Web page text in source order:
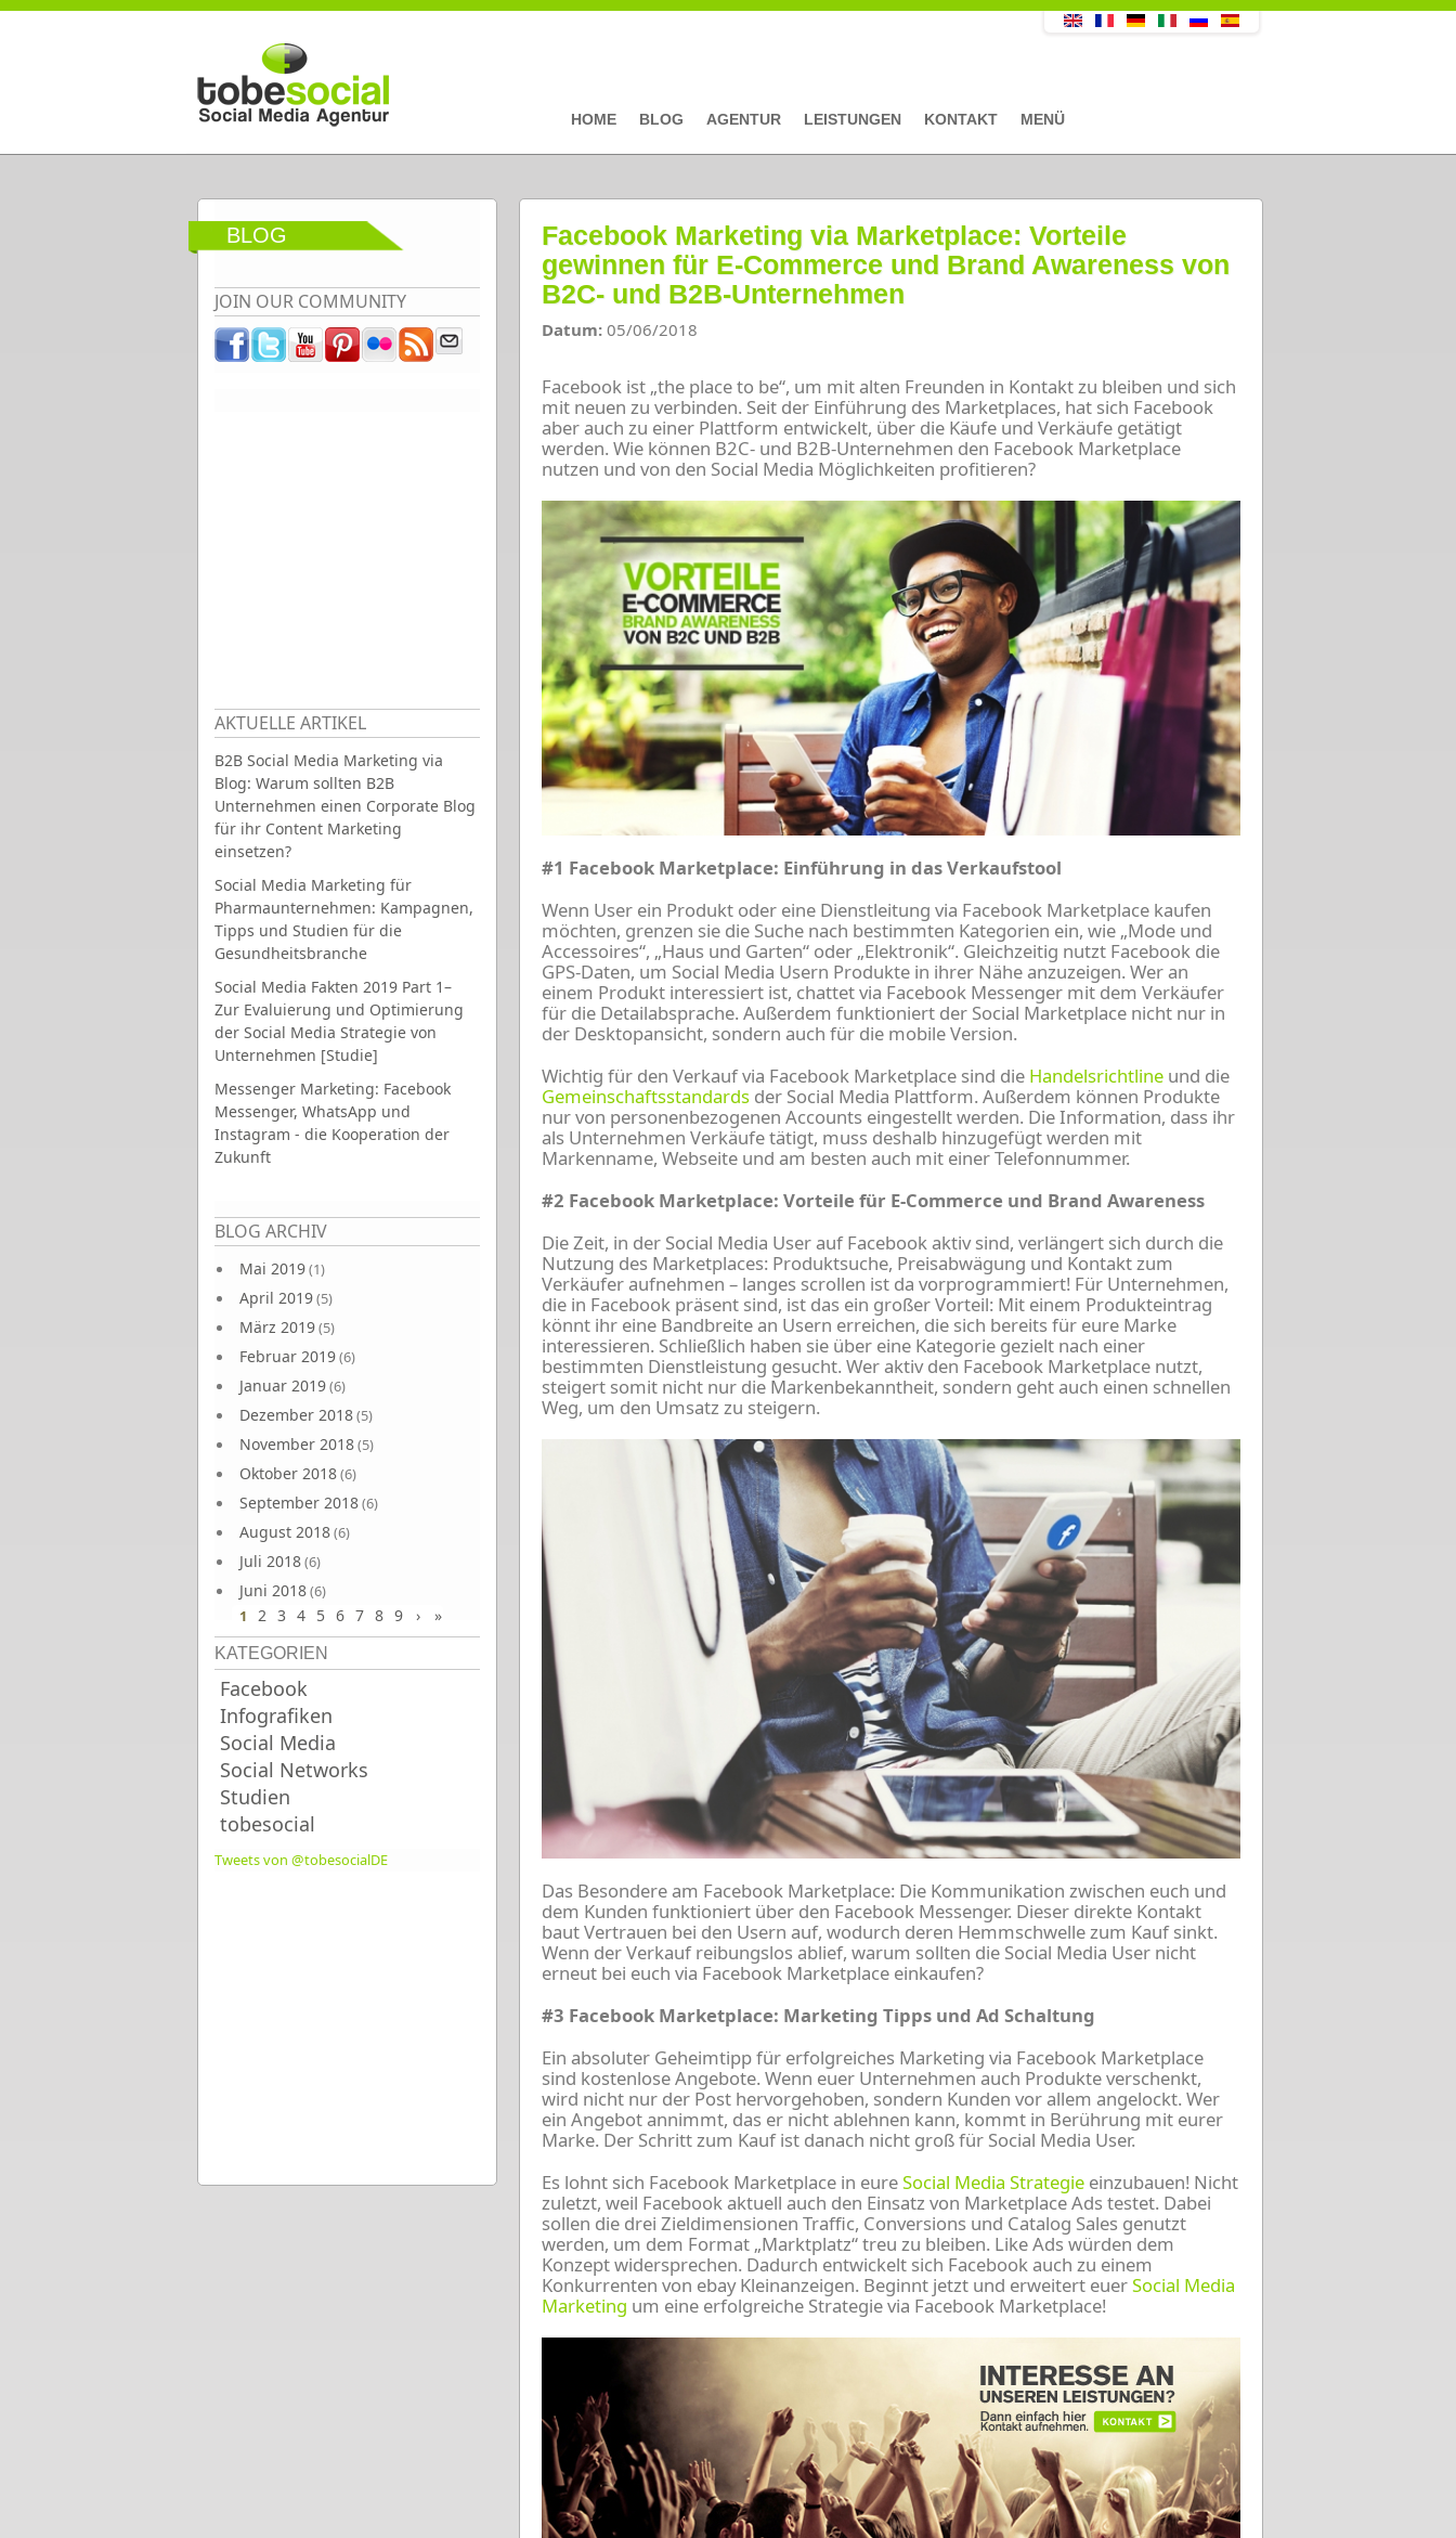
Direkt zum Inhalt
HOME BLOG AGENTUR LEISTUNGEN KONTAKT MENÜ
BLOG
JOIN OUR COMMUNITY
AKTUELLE ARTIKEL
B2B Social Media Marketing via
Blog: Warum sollten B2B
Unternehmen einen Corporate Blog
für ihr Content Marketing
einsetzen?
Social Media Marketing für
Pharmaunternehmen: Kampagnen,
Tipps und Studien für die
Gesundheitsbranche
Social Media Fakten 2019 Part 1–
Zur Evaluierung und Optimierung
der Social Media Strategie von
Unternehmen [Studie]
Messenger Marketing: Facebook
Messenger, WhatsApp und
Instagram - die Kooperation der
Zukunft
BLOG ARCHIV
Mai 2019(1)
April 2019(5)
März 2019(5)
Februar 2019(6)
Januar 2019(6)
Dezember 2018(5)
November 2018(5)
Oktober 2018(6)
September 2018(6)
August 2018(6)
Juli 2018(6)
Juni 2018(6)
Seiten
1 2 3 4 5 6 7 8 9 › »
KATEGORIEN
Facebook
Infografiken
Social Media
Social Networks
Studien
tobesocial
Tweets von @tobesocialDE
Facebook Marketing via Marketplace: Vorteile
gewinnen für E-Commerce und Brand Awareness von
B2C- und B2B-Unternehmen
Datum: 05/06/2018
Facebook ist „the place to be“, um mit alten Freunden in Kontakt zu bleiben und sich
mit neuen zu verbinden. Seit der Einführung des Marketplaces, hat sich Facebook
aber auch zu einer Plattform entwickelt, über die Käufe und Verkäufe getätigt
werden. Wie können B2C- und B2B-Unternehmen den Facebook Marketplace
nutzen und von den Social Media Möglichkeiten profitieren?
#1 Facebook Marketplace: Einführung in das Verkaufstool
Wenn User ein Produkt oder eine Dienstleitung via Facebook Marketplace kaufen
möchten, grenzen sie die Suche nach bestimmten Kategorien ein, wie „Mode und
Accessoires“, „Haus und Garten“ oder „Elektronik“. Gleichzeitig nutzt Facebook die
GPS-Daten, um Social Media Usern Produkte in ihrer Nähe anzuzeigen. Wer an
einem Produkt interessiert ist, chattet via Facebook Messenger mit dem Verkäufer
für die Detailabsprache. Außerdem funktioniert der Social Marketplace nicht nur in
der Desktopansicht, sondern auch für die mobile Version.
Wichtig für den Verkauf via Facebook Marketplace sind die Handelsrichtline und die
Gemeinschaftsstandards der Social Media Plattform. Außerdem können Produkte
nur von personenbezogenen Accounts eingestellt werden. Die Information, dass ihr
als Unternehmen Verkäufe tätigt, muss deshalb hinzugefügt werden mit
Markenname, Webseite und am besten auch mit einer Telefonnummer.
#2 Facebook Marketplace: Vorteile für E-Commerce und Brand Awareness
Die Zeit, in der Social Media User auf Facebook aktiv sind, verlängert sich durch die
Nutzung des Marketplaces: Produktsuche, Preisabwägung und Kontakt zum
Verkäufer aufnehmen – langes scrollen ist da vorprogrammiert! Für Unternehmen,
die in Facebook präsent sind, ist das ein großer Vorteil: Mit einem Produkteintrag
könnt ihr eine Bandbreite an Usern erreichen, die sich bereits für eure Marke
interessieren. Schließlich haben sie über eine Kategorie gezielt nach einer
bestimmten Dienstleistung gesucht. Wer aktiv den Facebook Marketplace nutzt,
steigert somit nicht nur die Markenbekanntheit, sondern geht auch einen schnellen
Weg, um den Umsatz zu steigern.
Das Besondere am Facebook Marketplace: Die Kommunikation zwischen euch und
dem Kunden funktioniert über den Facebook Messenger. Dieser direkte Kontakt
baut Vertrauen bei den Usern auf, wodurch deren Hemmschwelle zum Kauf sinkt.
Wenn der Verkauf reibungslos ablief, warum sollten die Social Media User nicht
erneut bei euch via Facebook Marketplace einkaufen?
#3 Facebook Marketplace: Marketing Tipps und Ad Schaltung
Ein absoluter Geheimtipp für erfolgreiches Marketing via Facebook Marketplace
sind kostenlose Angebote. Wenn euer Unternehmen auch Produkte verschenkt,
wird nicht nur der Post hervorgehoben, sondern Kunden vor allem angelockt. Wer
ein Angebot annimmt, das er nicht ablehnen kann, kommt in Berührung mit eurer
Marke. Der Schritt zum Kauf ist danach nicht groß für Social Media User.
Es lohnt sich Facebook Marketplace in eureSocial Media Strategie einzubauen! Nicht
zuletzt, weil Facebook aktuell auch den Einsatz von Marketplace Ads testet. Dabei
sollen die drei Zieldimensionen Traffic, Conversions und Catalog Sales genutzt
werden, um dem Format „Marktplatz“ treu zu bleiben. Like Ads würden dem
Konzept widersprechen. Dadurch entwickelt sich Facebook auch zu einem
Konkurrenten von ebay Kleinanzeigen. Beginnt jetzt und erweitert euerSocial Media
Marketing um eine erfolgreiche Strategie via Facebook Marketplace!